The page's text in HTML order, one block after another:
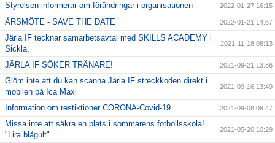
Styrelsen informerar om förändringar i organisationen 2022-01-27 16:15
ÅRSMÖTE - SAVE THE DATE 2022-01-21 14:57
Järla IF tecknar samarbetsavtal med SKILLS ACADEMY i
Sickla.
2021-11-18 08:13
JÄRLA IF SÖKER TRÄNARE! 2021-09-21 13:56
Glöm inte att du kan scanna Järla IF streckkoden direkt i
mobilen på Ica Maxi
2021-09-16 13:49
Information om restiktioner CORONA-Covid-19 2021-09-08 09:47
Missa inte att säkra en plats i sommarens fotbollsskola!
"Lira blågult"
2021-05-20 10:29